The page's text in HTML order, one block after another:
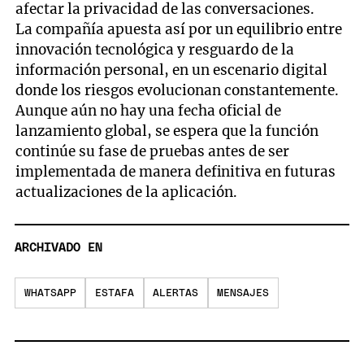
afectar la privacidad de las conversaciones.
La compañía apuesta así por un equilibrio entre
innovación tecnológica y resguardo de la
información personal, en un escenario digital
donde los riesgos evolucionan constantemente.
Aunque aún no hay una fecha oficial de
lanzamiento global, se espera que la función
continúe su fase de pruebas antes de ser
implementada de manera definitiva en futuras
actualizaciones de la aplicación.
ARCHIVADO EN
WHATSAPP ESTAFA ALERTAS MENSAJES